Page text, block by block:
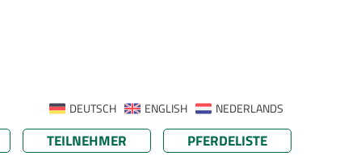
NEDERLANDS
ENGLISH
DEUTSCH
TEILNEHMER PFERDELISTE